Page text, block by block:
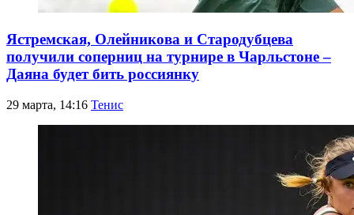
Ястремская, Олейникова и Стародубцева
получили соперниц на турнире в Чарльстоне –
Даяна будет бить россиянку
29 марта, 14:16 Тенис